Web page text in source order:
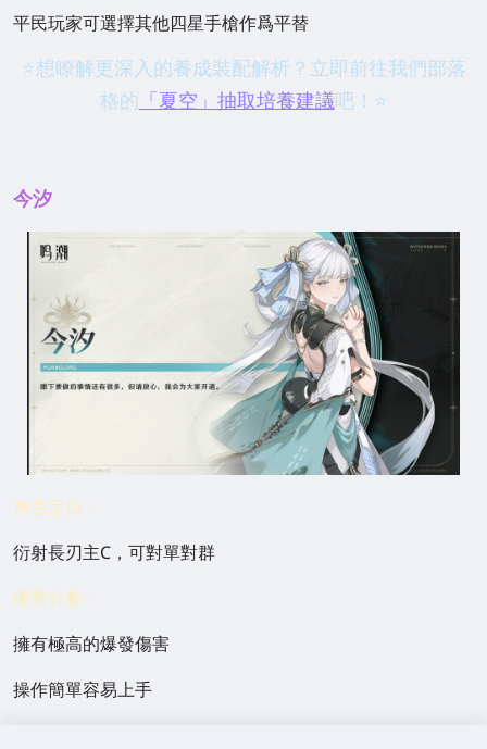
平民玩家可選擇其他四星手槍作爲平替
⭐想瞭解更深入的養成裝配解析？立即前往我們部落
格的 「夏空」抽取培養建議吧！⭐
今汐
角色定位：
衍射長刃主C，可對單對群
優勢分析：
擁有極高的爆發傷害
操作簡單容易上手